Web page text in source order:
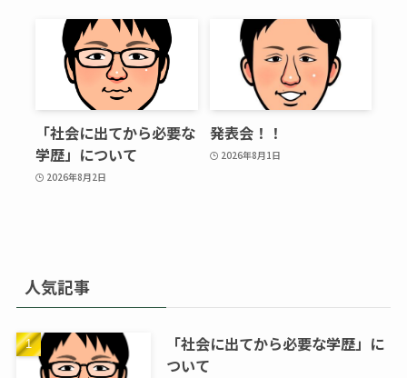
「社会に出てから必要な
学歴」について
2026年8月2日
発表会！！
2026年8月1日
人気記事
「社会に出てから必要な学歴」に
ついて